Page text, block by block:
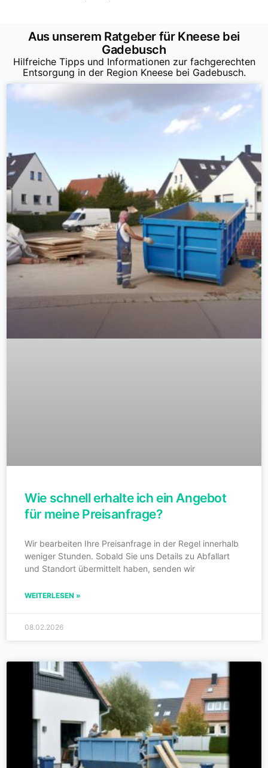
Aus unserem Ratgeber für Kneese bei
Gadebusch
Hilfreiche Tipps und Informationen zur fachgerechten
Entsorgung in der Region Kneese bei Gadebusch.
Wie schnell erhalte ich ein Angebot
für meine Preisanfrage?
Wir bearbeiten Ihre Preisanfrage in der Regel innerhalb
weniger Stunden. Sobald Sie uns Details zu Abfallart
und Standort übermittelt haben, senden wir
WEITERLESEN »
08.02.2026